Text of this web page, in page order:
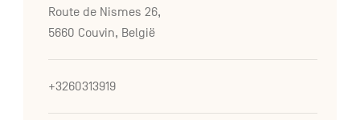
Route de Nismes 26,
5660 Couvin, België
+3260313919